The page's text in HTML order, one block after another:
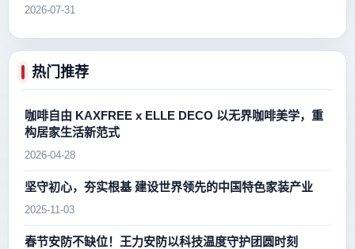
2026-07-31
热门推荐
咖啡自由 KAXFREE x ELLE DECO 以无界咖啡美学，重
构居家生活新范式
2026-04-28
坚守初心，夯实根基 建设世界领先的中国特色家装产业
2025-11-03
春节安防不缺位！王力安防以科技温度守护团圆时刻